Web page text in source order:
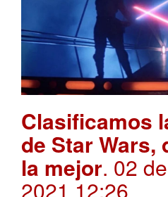
Clasificamos
de Star Wars,
la mejor. 02
2021 12:26